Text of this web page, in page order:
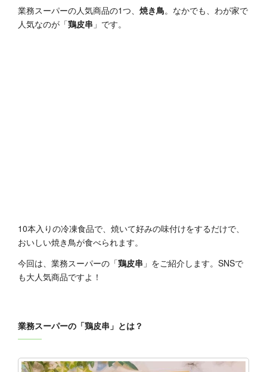
業務スーパーの人気商品の1つ、 焼き鳥。なかでも、わが家で
人気なのが「鶏皮串 」です。
10本入りの冷凍食品で、焼いて好みの味付けをするだけで、
おいしい焼き鳥が食べられます。
今回は、業務スーパーの「鶏皮串 」をご紹介します。SNSで
も大人気商品ですよ！
業務スーパーの「鶏皮串」とは？